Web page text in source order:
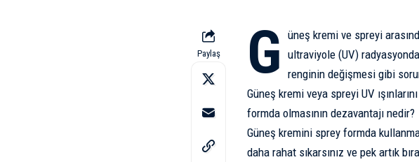
Paylaş G üneş kremi ve spreyi
ultraviyole (UV)
renginin değişmesi gibi
Güneş kremi veya spreyi UV
formda olmasının dezavantajı nedir?
Güneş kremini sprey formda
daha rahat sıkarsınız ve pek artık